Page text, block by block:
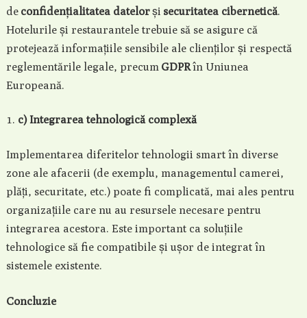
de confidențialitatea datelorși securitatea cibernetică.
Hotelurile și restaurantele trebuie să se asigure că
protejează informațiile sensibile ale clienților și respectă
reglementările legale, precum GDPRîn Uniunea
Europeană.
c) Integrarea tehnologică complexă
Implementarea diferitelor tehnologii smart în diverse
zone ale afacerii (de exemplu, managementul camerei,
plăți, securitate, etc.) poate fi complicată, mai ales pentru
organizațiile care nu au resursele necesare pentru
integrarea acestora. Este important ca soluțiile
tehnologice să fie compatibile și ușor de integrat în
sistemele existente.
Concluzie